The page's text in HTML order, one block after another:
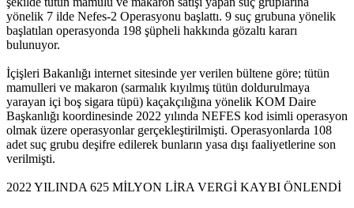
yönelik 7 ilde Nefes-2 Operasyonu başlattı. 9 suç grubuna yönelik
başlatılan operasyonda 198 şüpheli hakkında gözaltı kararı
bulunuyor.
İçişleri Bakanlığı internet sitesinde yer verilen bültene göre; tütün
mamulleri ve makaron (sarmalık kıyılmış tütün doldurulmaya
yarayan içi boş sigara tüpü) kaçakçılığına yönelik KOM Daire
Başkanlığı koordinesinde 2022 yılında NEFES kod isimli operasyon
olmak üzere operasyonlar gerçekleştirilmişti. Operasyonlarda 108
adet suç grubu deşifre edilerek bunların yasa dışı faaliyetlerine son
verilmişti.
2022 YILINDA 625 MİLYON LİRA VERGİ KAYBI ÖNLENDİ